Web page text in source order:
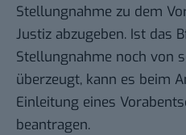
Stellungnahme zu dem
Justiz abzugeben. Ist das
Stellungnahme noch von
überzeugt, kann es beim
Einleitung eines
beantragen.